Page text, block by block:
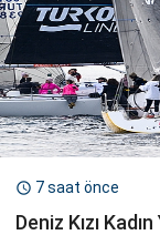
 7 saat önce
Deniz Kızı